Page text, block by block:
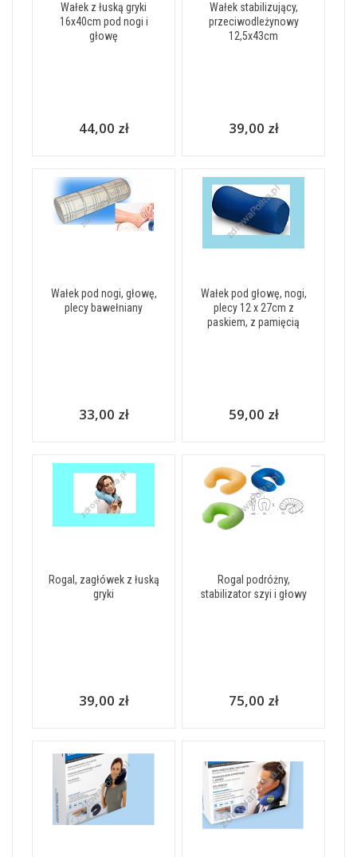
Wałek z łuską gryki
16x40cm pod nogi i
głowę
44,00 zł
Wałek stabilizujący,
przeciwodleżynowy
12,5x43cm
39,00 zł
Wałek pod nogi, głowę,
plecy bawełniany
33,00 zł
Wałek pod głowę, nogi,
plecy 12 x 27cm z
paskiem, z pamięcią
59,00 zł
Rogal, zagłówek z łuską
gryki
39,00 zł
Rogal podróżny,
stabilizator szyi i głowy
75,00 zł